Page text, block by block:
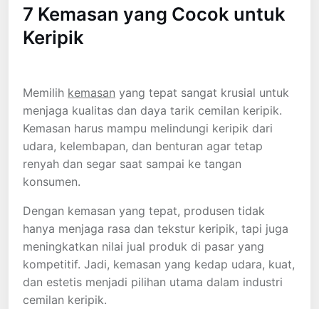
7 Kemasan yang Cocok untuk
Keripik
Memilih kemasan yang tepat sangat krusial untuk
menjaga kualitas dan daya tarik cemilan keripik.
Kemasan harus mampu melindungi keripik dari
udara, kelembapan, dan benturan agar tetap
renyah dan segar saat sampai ke tangan
konsumen.
Dengan kemasan yang tepat, produsen tidak
hanya menjaga rasa dan tekstur keripik, tapi juga
meningkatkan nilai jual produk di pasar yang
kompetitif. Jadi, kemasan yang kedap udara, kuat,
dan estetis menjadi pilihan utama dalam industri
cemilan keripik.